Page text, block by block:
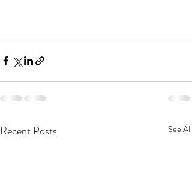
Recent Posts See All